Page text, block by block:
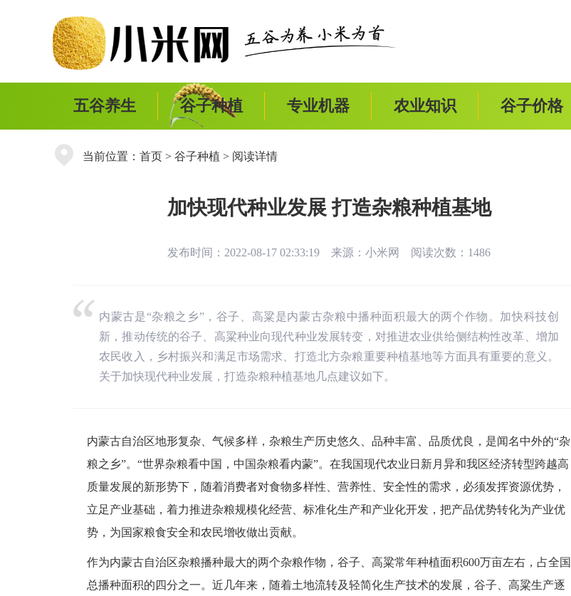
五谷养生 谷子种植 专业机器 农业知识 谷子价格
当前位置： 首页 > 谷子种植 > 阅读详情
加快现代种业发展 打造杂粮种植基地
发布时间：2022-08-17 02:33:19 来源： 小米网 阅读次数：1486
内蒙古是“杂粮之乡”，谷子、高粱是内蒙古杂粮中播种面积最大的两个作物。加快科技创
新，推动传统的谷子、高粱种业向现代种业发展转变，对推进农业供给侧结构性改革、增加
农民收入，乡村振兴和满足市场需求、打造北方杂粮重要种植基地等方面具有重要的意义。
关于加快现代种业发展，打造杂粮种植基地几点建议如下。
内蒙古自治区地形复杂、气候多样，杂粮生产历史悠久、品种丰富、品质优良，是闻名中外的“杂
粮之乡”。“世界杂粮看中国，中国杂粮看内蒙”。在我国现代农业日新月异和我区经济转型跨越高
质量发展的新形势下，随着消费者对食物多样性、营养性、安全性的需求，必须发挥资源优势，
立足产业基础，着力推进杂粮规模化经营、标准化生产和产业化开发，把产品优势转化为产业优
势，为国家粮食安全和农民增收做出贡献。
作为内蒙古自治区杂粮播种最大的两个杂粮作物，谷子、高粱常年种植面积600万亩左右，占全国
总播种面积的四分之一。近几年来，随着土地流转及轻简化生产技术的发展，谷子、高粱生产逐